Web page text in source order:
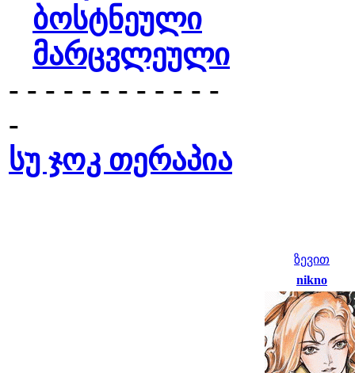
ბოსტნეული
მარცვლეული
- - - - - - - - - - - -
-
სუ ჯოკ თერაპია
ზევით
nikno